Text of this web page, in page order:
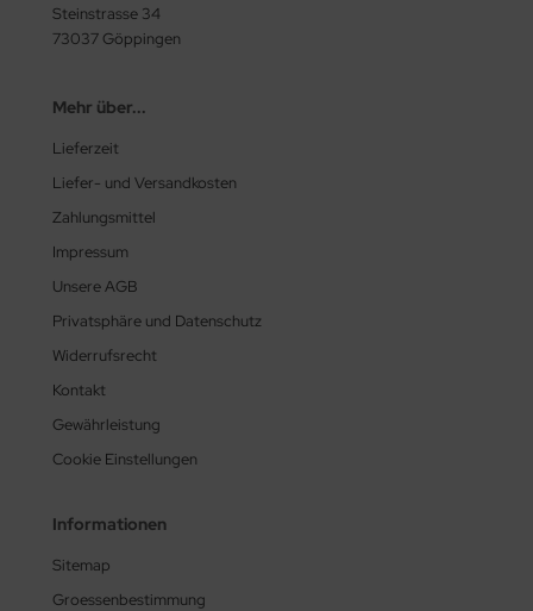
Steinstrasse 34
73037 Göppingen
Mehr über...
Lieferzeit
Liefer- und Versandkosten
Zahlungsmittel
Impressum
Unsere AGB
Privatsphäre und Datenschutz
Widerrufsrecht
Kontakt
Gewährleistung
Cookie Einstellungen
Informationen
Sitemap
Groessenbestimmung